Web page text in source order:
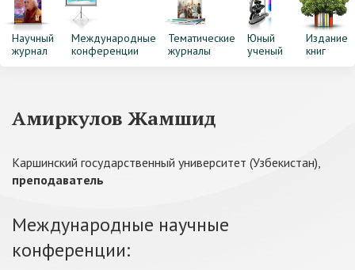
Научный
журнал
Международные
конференции
Тематические
журналы
Юный
ученый
Издание
книг
Амиркулов Жамшид
Каршинский государственный университет (Узбекистан),
преподаватель
Международные научные
конференции: